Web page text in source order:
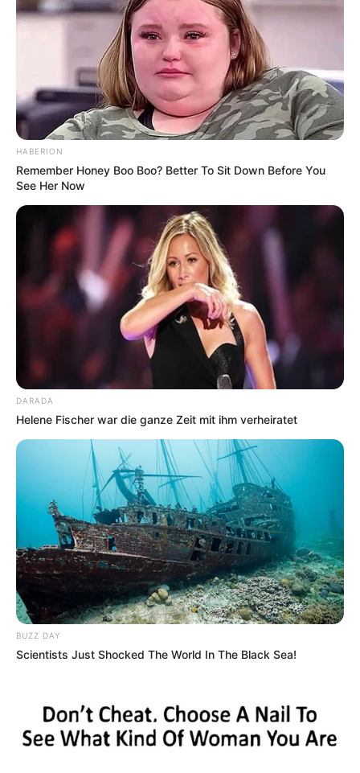
HABERION
Remember Honey Boo Boo? Better To Sit Down Before You
See Her Now
DARADA
Helene Fischer war die ganze Zeit mit ihm verheiratet
BUZZ DAY
Scientists Just Shocked The World In The Black Sea!